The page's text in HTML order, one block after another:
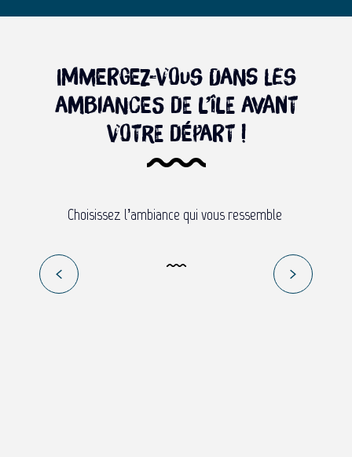
Immergez-vous dans les
ambiances de l’île avant
votre départ !
Choisissez l’ambiance qui vous ressemble